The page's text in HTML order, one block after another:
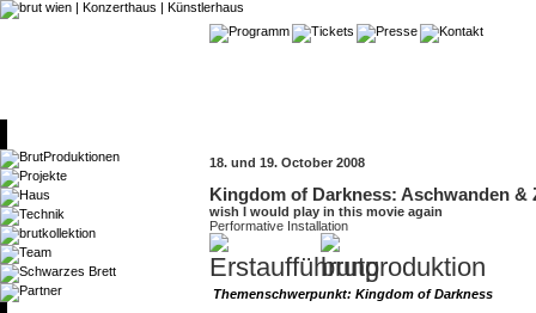
18. und 19. October 2008
Kingdom of Darkness: Aschwanden &
wish I would play in this movie again
Performative Installation
Themenschwerpunkt: Kingdom of Darkness